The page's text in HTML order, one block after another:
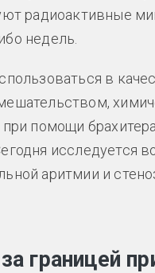
радиоактивные
недель.
в
при помощи
исследуется
аритмии и
границей